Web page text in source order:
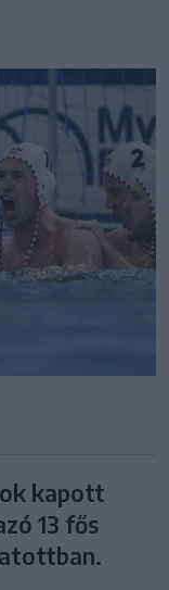
kapott
13 fős